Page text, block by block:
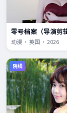
零号档案（导演剪
动漫 · 英国 · 2026
院线